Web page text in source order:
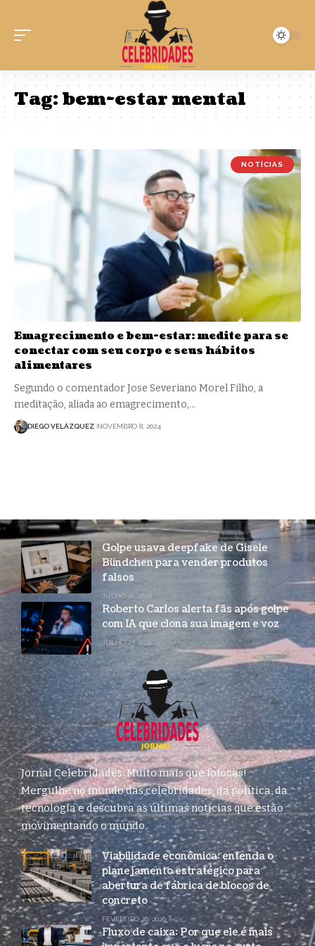
Tag:bem-estar mental
NOTÍCIAS
Emagrecimento e bem-estar: medite para se
conectar com seu corpo e seus hábitos
alimentares
Segundo o comentador Jose Severiano Morel Filho, a
meditação, aliada ao emagrecimento,…
DIEGO VELÁZQUEZ NOVEMBRO 8, 2024
Golpe usava deepfake de Gisele
Bündchen para vender produtos
falsos
JULHO 16, 2026
Roberto Carlos alerta fãs após golpe
com IA que clona sua imagem e voz
JULHO 27, 2026
Jornal Celebridades: Muito mais que fofocas!
Mergulhe no mundo das celebridades, da política, da
tecnologia e descubra as últimas notícias que estão
movimentando o mundo.
Viabilidade econômica: entenda o
planejamento estratégico para
abertura de fábrica de blocos de
concreto
FEVEREIRO 26, 2026
Fluxo de caixa: Por que ele é mais